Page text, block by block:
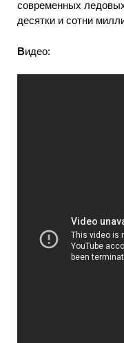
современных
десятки и сотни
Видео: